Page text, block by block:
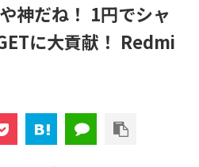
神だね！ 1円でシャ
に大貢献！ Redmi